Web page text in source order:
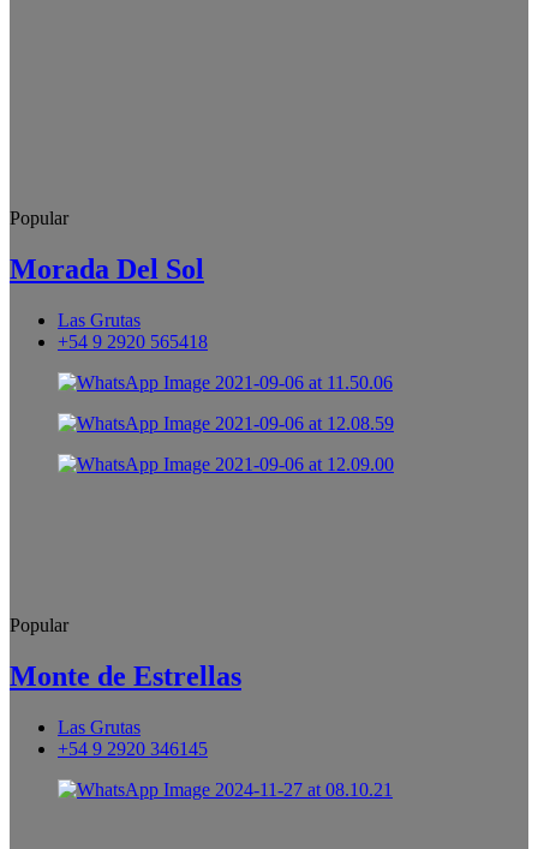
Popular
Morada Del Sol
Las Grutas
+54 9 2920 565418
Popular
Monte de Estrellas
Las Grutas
+54 9 2920 346145